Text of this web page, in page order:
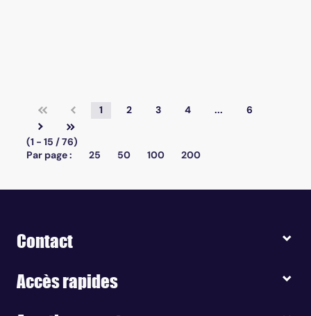
1 2 3 4 ... 6
(1 - 15 / 76)
Par page :
25 50 100 200
Contact
Accès rapides